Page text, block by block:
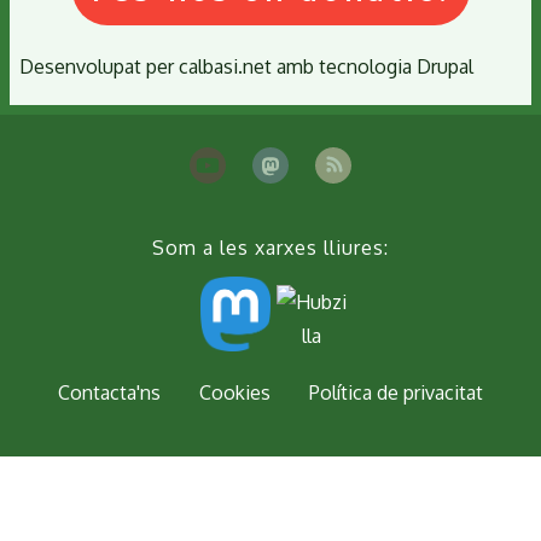
Desenvolupat percalbasi.net amb tecnologia Drupal
Som a les xarxes lliures:
Contacta'ns Cookies Política de privacitat